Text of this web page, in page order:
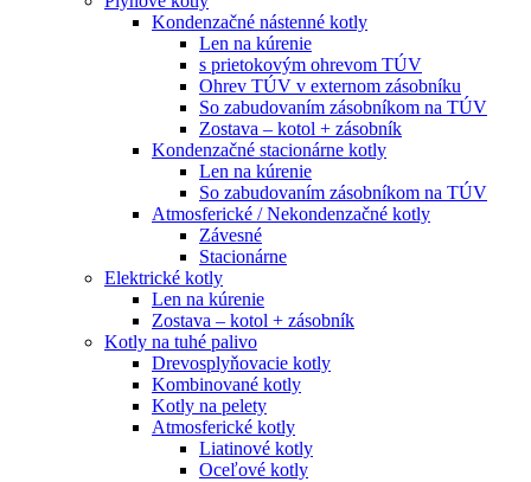
Kondenzačné nástenné kotly
Len na kúrenie
s prietokovým ohrevom TÚV
Ohrev TÚV v externom zásobníku
So zabudovaním zásobníkom na TÚV
Zostava – kotol + zásobník
Kondenzačné stacionárne kotly
Len na kúrenie
So zabudovaním zásobníkom na TÚV
Atmosferické / Nekondenzačné kotly
Závesné
Stacionárne
Elektrické kotly
Len na kúrenie
Zostava – kotol + zásobník
Kotly na tuhé palivo
Drevosplyňovacie kotly
Kombinované kotly
Kotly na pelety
Atmosferické kotly
Liatinové kotly
Oceľové kotly